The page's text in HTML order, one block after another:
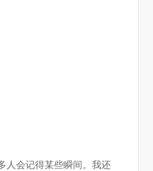
人会记得某些瞬间。我还